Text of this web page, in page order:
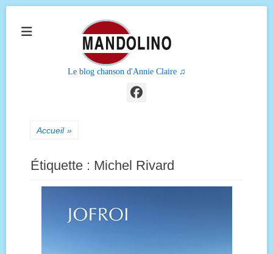
Le blog chanson d'Annie Claire ♫
Facebook
Accueil »
Étiquette : Michel Rivard